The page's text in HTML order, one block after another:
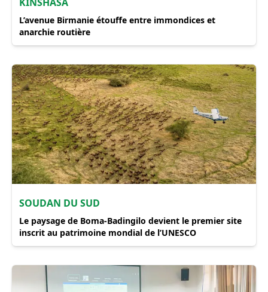
L’avenue Birmanie étouffe entre immondices et
anarchie routière
SOUDAN DU SUD
Le paysage de Boma-Badingilo devient le premier site
inscrit au patrimoine mondial de l’UNESCO